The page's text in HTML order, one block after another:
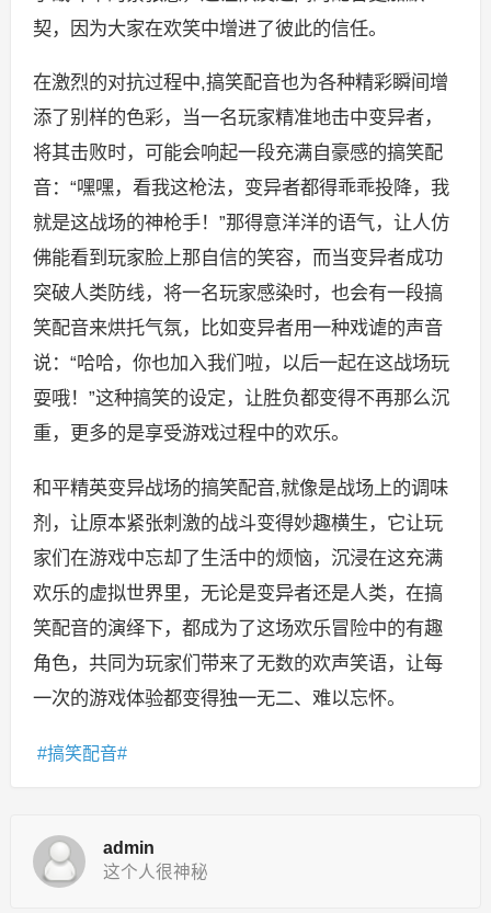
契，因为大家在欢笑中增进了彼此的信任。
在激烈的对抗过程中,搞笑配音也为各种精彩瞬间增
添了别样的色彩，当一名玩家精准地击中变异者，
将其击败时，可能会响起一段充满自豪感的搞笑配
音：“嘿嘿，看我这枪法，变异者都得乖乖投降，我
就是这战场的神枪手！”那得意洋洋的语气，让人仿
佛能看到玩家脸上那自信的笑容，而当变异者成功
突破人类防线，将一名玩家感染时，也会有一段搞
笑配音来烘托气氛，比如变异者用一种戏谑的声音
说：“哈哈，你也加入我们啦，以后一起在这战场玩
耍哦！”这种搞笑的设定，让胜负都变得不再那么沉
重，更多的是享受游戏过程中的欢乐。
和平精英变异战场的搞笑配音,就像是战场上的调味
剂，让原本紧张刺激的战斗变得妙趣横生，它让玩
家们在游戏中忘却了生活中的烦恼，沉浸在这充满
欢乐的虚拟世界里，无论是变异者还是人类，在搞
笑配音的演绎下，都成为了这场欢乐冒险中的有趣
角色，共同为玩家们带来了无数的欢声笑语，让每
一次的游戏体验都变得独一无二、难以忘怀。
搞笑配音
admin
这个人很神秘